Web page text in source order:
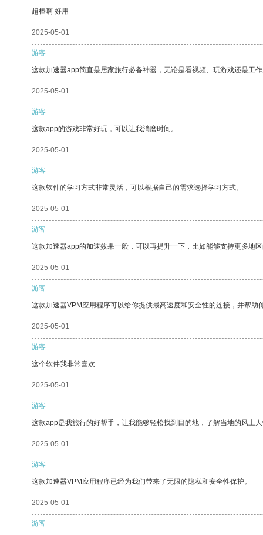
超棒啊 好用
2025-05-01
游客
这款加速器app简直是居家旅行必备神器，无论是看视频、玩游戏还是工
2025-05-01
游客
这款app的游戏非常好玩，可以让我消磨时间。
2025-05-01
游客
这款软件的学习方式非常灵活，可以根据自己的需求选择学习方式。
2025-05-01
游客
这款加速器app的加速效果一般，可以再提升一下，比如能够支持更多地
2025-05-01
游客
这款加速器VPM应用程序可以给你提供最高速度和安全性的连接，并帮助
2025-05-01
游客
这个软件我非常喜欢
2025-05-01
游客
这款app是我旅行的好帮手，让我能够轻松找到目的地，了解当地的风土
2025-05-01
游客
这款加速器VPM应用程序已经为我们带来了无限的隐私和安全性保护。
2025-05-01
游客